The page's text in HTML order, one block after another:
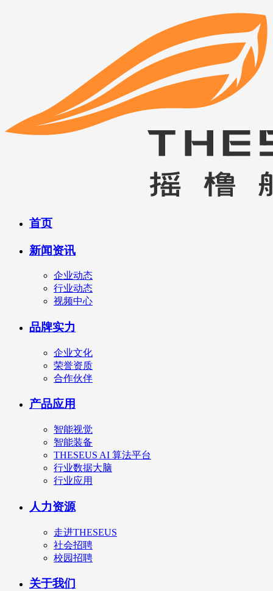
首页
新闻资讯
企业动态
行业动态
视频中心
品牌实力
企业文化
荣誉资质
合作伙伴
产品应用
智能视觉
智能装备
THESEUS AI 算法平台
行业数据大脑
行业应用
人力资源
走进THESEUS
社会招聘
校园招聘
关于我们